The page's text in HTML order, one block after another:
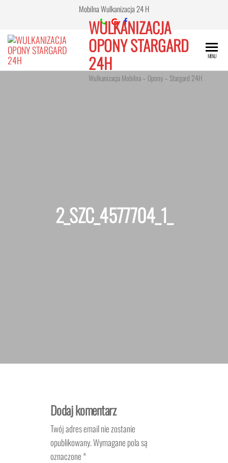
treści
Mobilna Wulkanizacja 24 H
WULKANIZACJA
OPONY STARGARD
24H
Wulkanizacja Mobilna – Opony – Stargard 24H
MENU
2_SZC_4577704_1_
Dodaj komentarz
Twój adres email nie zostanie
opublikowany.Wymagane pola są
oznaczone*